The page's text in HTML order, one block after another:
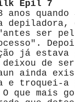
Épil 7
anos quando
depiladora,
ser
já estava
de
ainda
e troquei-a
que mais